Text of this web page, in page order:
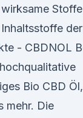
Stoffe
der
- CBDNOL
Bio CBD Öl,
mehr. Die